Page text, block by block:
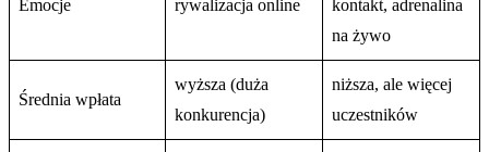
Emocje rywalizacja online
kontakt, adrenalina
na żywo
Średnia wpłata
wyższa (duża
konkurencja)
niższa, ale więcej
uczestników